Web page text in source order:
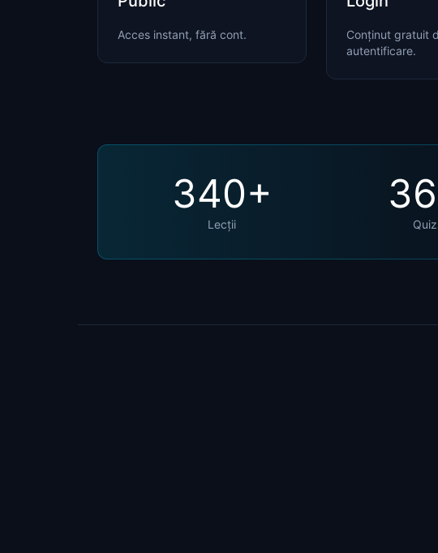
Acces instant, fără cont.
Conținut gratuit
autentificare.
340+
Lecții
36